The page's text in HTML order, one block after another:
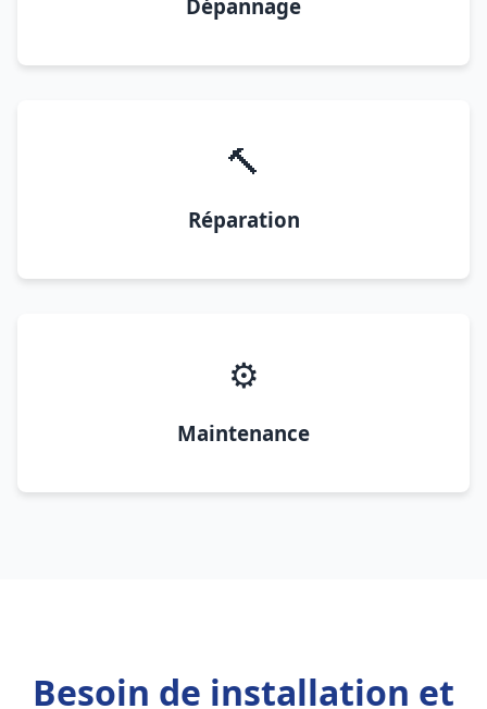
Dépannage
🔨
Réparation
⚙️
Maintenance
Besoin de installation et